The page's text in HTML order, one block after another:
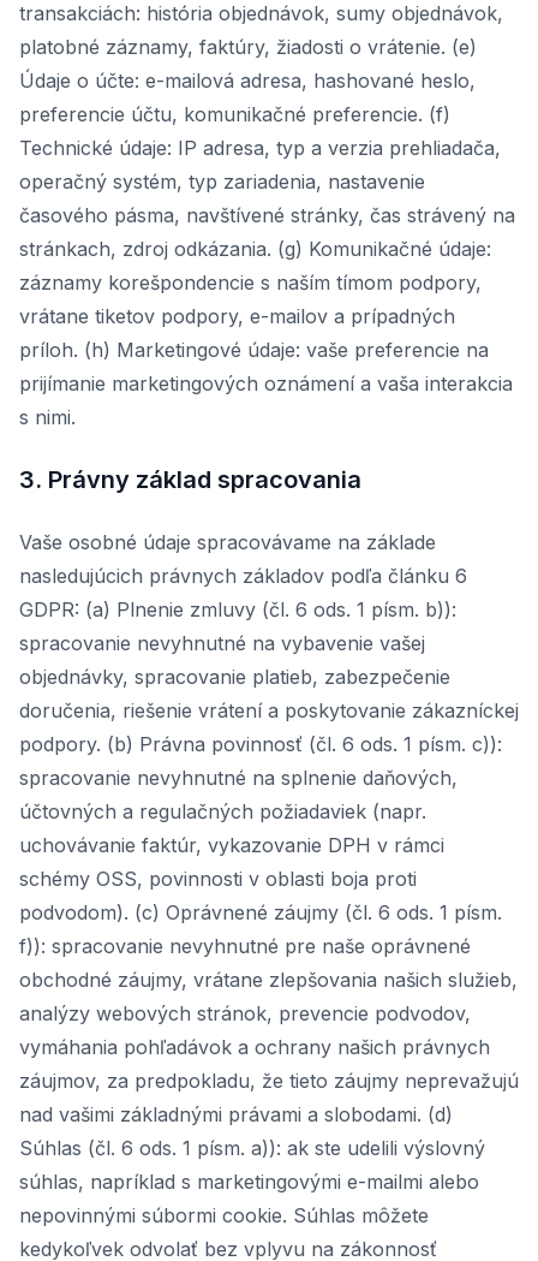
transakciách: história objednávok, sumy objednávok,
platobné záznamy, faktúry, žiadosti o vrátenie. (e)
Údaje o účte: e-mailová adresa, hashované heslo,
preferencie účtu, komunikačné preferencie. (f)
Technické údaje: IP adresa, typ a verzia prehliadača,
operačný systém, typ zariadenia, nastavenie
časového pásma, navštívené stránky, čas strávený na
stránkach, zdroj odkázania. (g) Komunikačné údaje:
záznamy korešpondencie s naším tímom podpory,
vrátane tiketov podpory, e-mailov a prípadných
príloh. (h) Marketingové údaje: vaše preferencie na
prijímanie marketingových oznámení a vaša interakcia
s nimi.
3. Právny základ spracovania
Vaše osobné údaje spracovávame na základe
nasledujúcich právnych základov podľa článku 6
GDPR: (a) Plnenie zmluvy (čl. 6 ods. 1 písm. b)):
spracovanie nevyhnutné na vybavenie vašej
objednávky, spracovanie platieb, zabezpečenie
doručenia, riešenie vrátení a poskytovanie zákazníckej
podpory. (b) Právna povinnosť (čl. 6 ods. 1 písm. c)):
spracovanie nevyhnutné na splnenie daňových,
účtovných a regulačných požiadaviek (napr.
uchovávanie faktúr, vykazovanie DPH v rámci
schémy OSS, povinnosti v oblasti boja proti
podvodom). (c) Oprávnené záujmy (čl. 6 ods. 1 písm.
f)): spracovanie nevyhnutné pre naše oprávnené
obchodné záujmy, vrátane zlepšovania našich služieb,
analýzy webových stránok, prevencie podvodov,
vymáhania pohľadávok a ochrany našich právnych
záujmov, za predpokladu, že tieto záujmy neprevažujú
nad vašimi základnými právami a slobodami. (d)
Súhlas (čl. 6 ods. 1 písm. a)): ak ste udelili výslovný
súhlas, napríklad s marketingovými e-mailmi alebo
nepovinnými súbormi cookie. Súhlas môžete
kedykoľvek odvolať bez vplyvu na zákonnosť